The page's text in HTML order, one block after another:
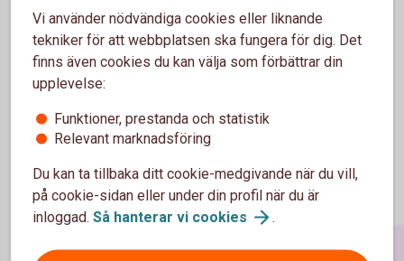
Vi använder nödvändiga cookies eller liknande
tekniker för att webbplatsen ska fungera för dig. Det
finns även cookies du kan välja som förbättrar din
upplevelse:
Funktioner, prestanda och statistik
Relevant marknadsföring
Du kan ta tillbaka ditt cookie-medgivande när du vill,
på cookie-sidan eller under din profil när du är
inloggad. Så hanterar vi cookies .